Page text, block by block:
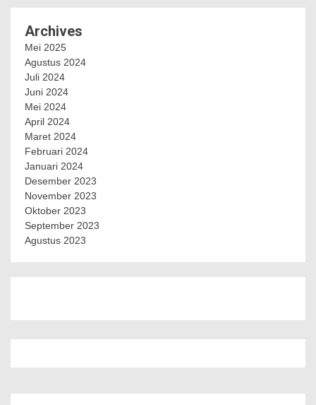
Archives
Mei 2025
Agustus 2024
Juli 2024
Juni 2024
Mei 2024
April 2024
Maret 2024
Februari 2024
Januari 2024
Desember 2023
November 2023
Oktober 2023
September 2023
Agustus 2023